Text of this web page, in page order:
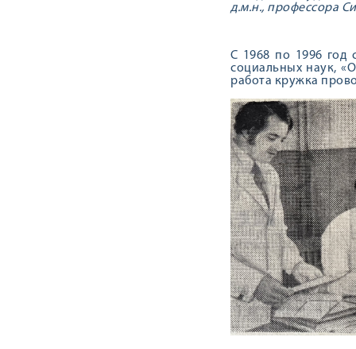
д.м.н., профессора
С 1968 по 1996 год
социальных наук,
работа кружка